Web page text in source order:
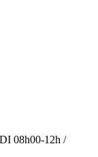
08h00-12h /